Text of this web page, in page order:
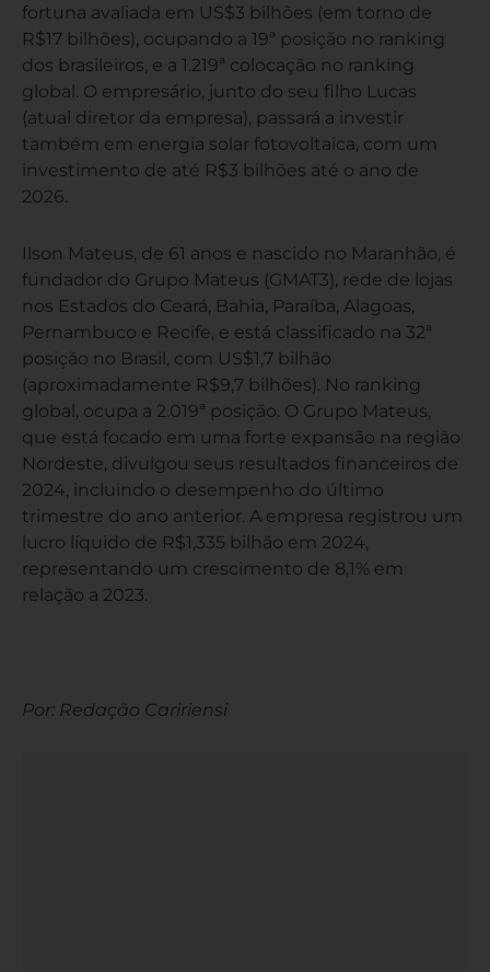
fortuna avaliada em US$3 bilhões (em torno de
R$17 bilhões), ocupando a 19ª posição no ranking
dos brasileiros, e a 1.219ª colocação no ranking
global. O empresário, junto do seu filho Lucas
(atual diretor da empresa), passará a investir
também em energia solar fotovoltaica, com um
investimento de até R$3 bilhões até o ano de
2026.
Ilson Mateus, de 61 anos e nascido no Maranhão, é
fundador do Grupo Mateus (GMAT3), rede de lojas
nos Estados do Ceará, Bahia, Paraíba, Alagoas,
Pernambuco e Recife, e está classificado na 32ª
posição no Brasil, com US$1,7 bilhão
(aproximadamente R$9,7 bilhões). No ranking
global, ocupa a 2.019ª posição. O Grupo Mateus,
que está focado em uma forte expansão na região
Nordeste, divulgou seus resultados financeiros de
2024, incluindo o desempenho do último
trimestre do ano anterior. A empresa registrou um
lucro líquido de R$1,335 bilhão em 2024,
representando um crescimento de 8,1% em
relação a 2023.
Por: Redação Caririensi